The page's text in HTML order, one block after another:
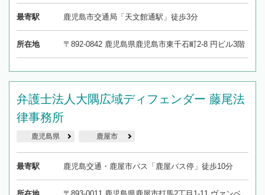
最寄駅 鹿児島市交通局「天文館通駅」徒歩3分
所在地 〒892-0842 鹿児島県鹿児島市東千石町2-8 円ビル3階
弁護士法人大隅広域ディフェンダー 藤尾法
律事務所
鹿児島県 鹿屋市
最寄駅 鹿児島交通・鹿屋市バス「鹿屋バス停」徒歩10分